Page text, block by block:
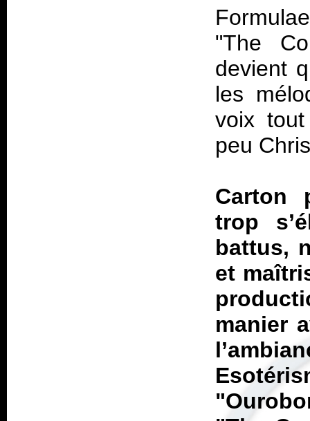
"The
devient
les
voix
peu
Carton
trop
battus,
et
manier